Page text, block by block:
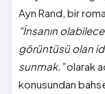
Ayn Rand, bir
"İnsanın
görüntüsü olan
sunmak.”olarak
konusundan